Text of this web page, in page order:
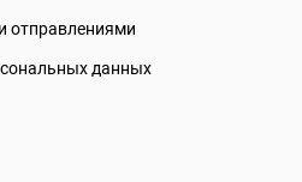
отправлениями
данных